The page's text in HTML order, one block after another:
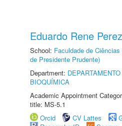
Eduardo Rene
School: Faculdade de
de Presidente Prudente)
Department:
BIOQUÍMICA
Academic Appointment
title: MS-5.1
Orcid
CV Lattes